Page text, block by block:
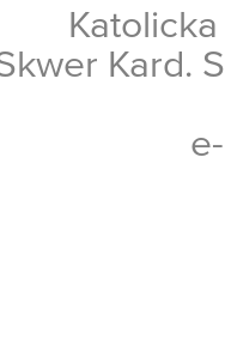
Kard.